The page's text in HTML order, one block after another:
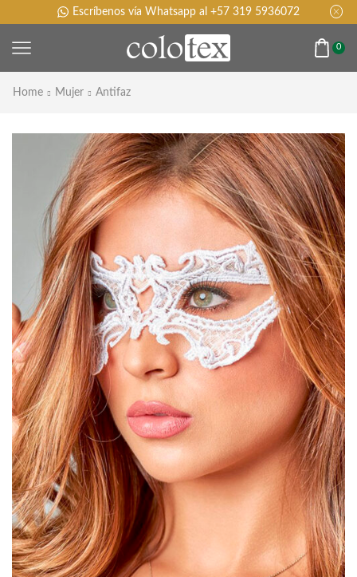
Escríbenos vía Whatsapp al +57 319 5936072
0
Home Mujer Antifaz